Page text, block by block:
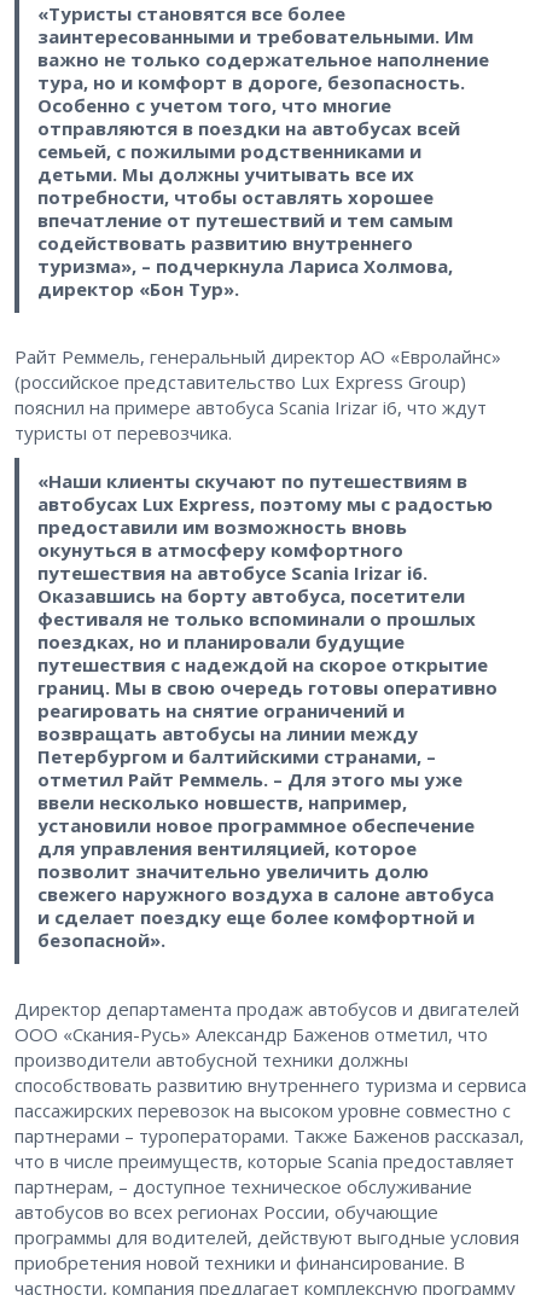
«Туристы становятся все более
заинтересованными и требовательными. Им
важно не только содержательное наполнение
тура, но и комфорт в дороге, безопасность.
Особенно с учетом того, что многие
отправляются в поездки на автобусах всей
семьей, с пожилыми родственниками и
детьми. Мы должны учитывать все их
потребности, чтобы оставлять хорошее
впечатление от путешествий и тем самым
содействовать развитию внутреннего
туризма», – подчеркнула Лариса Холмова,
директор «Бон Тур».
Райт Реммель, генеральный директор АО «Евролайнс»
(российское представительство Lux Express Group)
пояснил на примере автобуса Scania Irizar i6, что ждут
туристы от перевозчика.
«Наши клиенты скучают по путешествиям в
автобусах Lux Express, поэтому мы с радостью
предоставили им возможность вновь
окунуться в атмосферу комфортного
путешествия на автобусе Scania Irizar i6.
Оказавшись на борту автобуса, посетители
фестиваля не только вспоминали о прошлых
поездках, но и планировали будущие
путешествия с надеждой на скорое открытие
границ. Мы в свою очередь готовы оперативно
реагировать на снятие ограничений и
возвращать автобусы на линии между
Петербургом и балтийскими странами, –
отметил Райт Реммель. – Для этого мы уже
ввели несколько новшеств, например,
установили новое программное обеспечение
для управления вентиляцией, которое
позволит значительно увеличить долю
свежего наружного воздуха в салоне автобуса
и сделает поездку еще более комфортной и
безопасной».
Директор департамента продаж автобусов и двигателей
ООО «Скания-Русь» Александр Баженов отметил, что
производители автобусной техники должны
способствовать развитию внутреннего туризма и сервиса
пассажирских перевозок на высоком уровне совместно с
партнерами – туроператорами. Также Баженов рассказал,
что в числе преимуществ, которые Scania предоставляет
партнерам, – доступное техническое обслуживание
автобусов во всех регионах России, обучающие
программы для водителей, действуют выгодные условия
приобретения новой техники и финансирование. В
частности, компания предлагает комплексную программу